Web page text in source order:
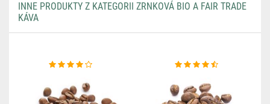
INNE PRODUKTY Z KATEGORII ZRNKOVÁ BIO A FAIR TRADE
KÁVA